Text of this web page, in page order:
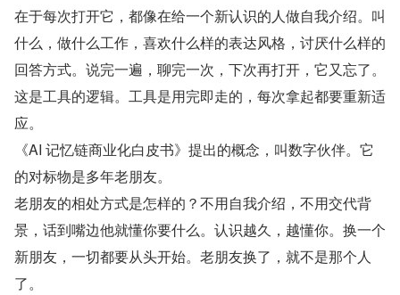
在于每次打开它，都像在给一个新认识的人做自我介绍。叫
什么，做什么工作，喜欢什么样的表达风格，讨厌什么样的
回答方式。说完一遍，聊完一次，下次再打开，它又忘了。
这是工具的逻辑。工具是用完即走的，每次拿起都要重新适
应。
《AI 记忆链商业化白皮书》提出的概念，叫数字伙伴。它
的对标物是多年老朋友。
老朋友的相处方式是怎样的？不用自我介绍，不用交代背
景，话到嘴边他就懂你要什么。认识越久，越懂你。换一个
新朋友，一切都要从头开始。老朋友换了，就不是那个人
了。